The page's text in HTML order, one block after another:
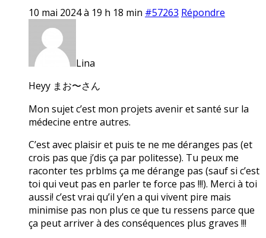
10 mai 2024 à 19 h 18 min #57263 Répondre
Lina
Heyy まお〜さん
Mon sujet c’est mon projets avenir et santé sur la
médecine entre autres.
C’est avec plaisir et puis te ne me déranges pas (et
crois pas que j’dis ça par politesse). Tu peux me
raconter tes prblms ça me dérange pas (sauf si c’est
toi qui veut pas en parler te force pas !!!). Merci à toi
aussi! c’est vrai qu’il y’en a qui vivent pire mais
minimise pas non plus ce que tu ressens parce que
ça peut arriver à des conséquences plus graves !!!